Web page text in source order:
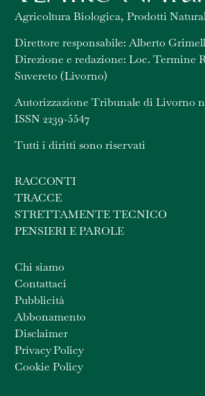
Agricoltura Biologica, Prodotti
Direttore responsabile: Alberto
Direzione e redazione: Loc. Termine
Suvereto (Livorno)
Autorizzazione Tribunale di Livorno n.
ISSN 2239-5547
Tutti i diritti sono riservati
RACCONTI
TRACCE
STRETTAMENTE TECNICO
PENSIERI E PAROLE
Chi siamo
Contattaci
Pubblicità
Abbonamento
Disclaimer
Privacy Policy
Cookie Policy